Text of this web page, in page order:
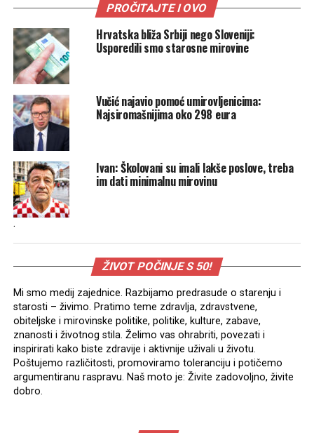
PROČITAJTE I OVO
Hrvatska bliža Srbiji nego Sloveniji:
Usporedili smo starosne mirovine
Vučić najavio pomoć umirovljenicima:
Najsiromašnijima oko 298 eura
Ivan: Školovani su imali lakše poslove, treba
im dati minimalnu mirovinu
.
ŽIVOT POČINJE S 50!
Mi smo medij zajednice. Razbijamo predrasude o starenju i
starosti – živimo. Pratimo teme zdravlja, zdravstvene,
obiteljske i mirovinske politike, politike, kulture, zabave,
znanosti i životnog stila. Želimo vas ohrabriti, povezati i
inspirirati kako biste zdravije i aktivnije uživali u životu.
Poštujemo različitosti, promoviramo toleranciju i potičemo
argumentiranu raspravu. Naš moto je: Živite zadovoljno, živite
dobro.